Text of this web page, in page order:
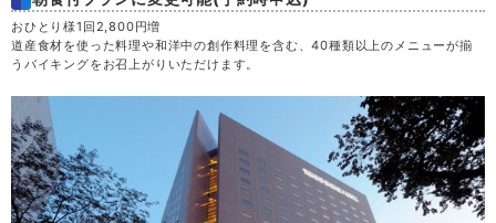
おひとり様1回2,800円増
道産食材を使った料理や和洋中の創作料理を含む、40種類以上のメニューが揃
うバイキングをお召上がりいただけます。